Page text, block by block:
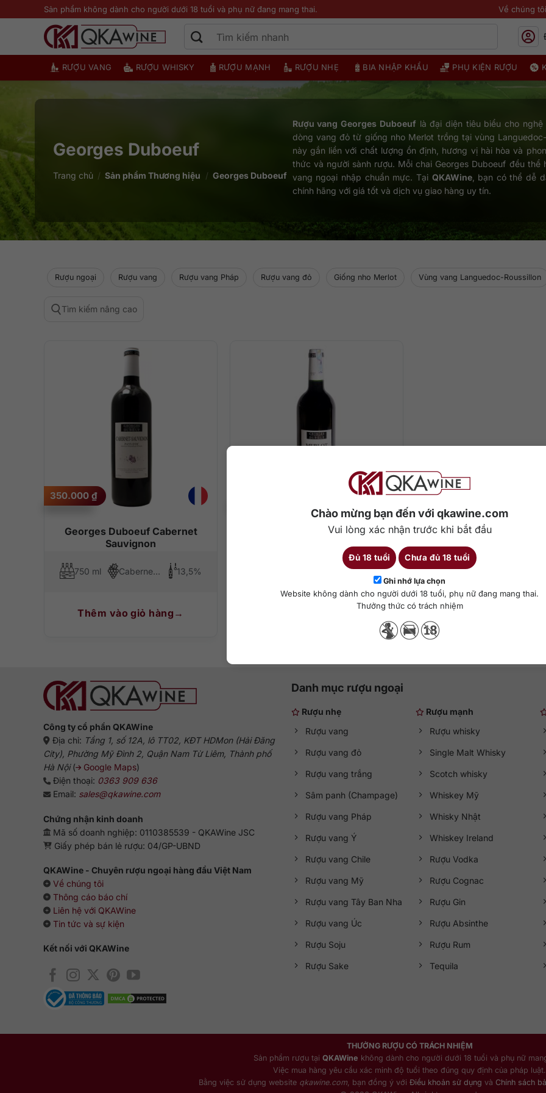
Chào mừng bạn đến với qkawine.com
Vui lòng xác nhận trước khi bắt đầu
Đủ 18 tuổi Chưa đủ 18 tuổi
Ghi nhớ lựa chọn
Website không dành cho người dưới 18 tuổi, phụ nữ đang mang thai.
Thưởng thức có trách nhiệm
qua
Sản phẩm không dành cho người dưới 18 tuổi và phụ nữ đang mang thai. Về chúng tôi
RƯỢU VANG RƯỢU WHISKY RƯỢU MẠNH RƯỢU NHẸ BIA NHẬP KHẨU PHỤ KIỆN RƯỢU
Georges Duboeuf
Trang chủ / Sản phẩm Thương hiệu / Georges Duboeuf
Rượu vang Georges Duboeuf là đại diện tiêu biểu cho
dòng vang đỏ từ giống nho Merlot trồng tại vùng
này gắn liền với chất lượng ổn định, hương vị hài hòa và
thức và người sành rượu. Mỗi chai Georges Duboeuf đều
vang ngoại nhập chuẩn mực. Tại QKAWine, bạn có thể dễ
chính hãng với giá tốt và dịch vụ giao hàng uy tín.
Rượu ngoại Rượu vang Rượu vang Pháp Rượu vang đỏ Giống nho Merlot Vùng vang Languedoc-Roussillon
Tìm kiếm nâng cao
Georges Duboeuf Cabernet
Sauvignon
350.000 ₫
750 ml Cabernet Sauvignon 13,5%
Thêm vào giỏ hàng
Georges Duboeuf Merlot
13,5%
Thêm vào giỏ hàng
Công ty cổ phần QKAWine
Địa chỉ: Tầng 1, số 12A, lô TT02, KĐT HDMon (Hải Đăng
City), Phường Mỹ Đình 2, Quận Nam Từ Liêm, Thành phố
Hà Nội( Google Maps)
Điện thoại: 0363 909 636
Email: sales@qkawine.com
Chứng nhận kinh doanh
Mã số doanh nghiệp: 0110385539 - QKAWine JSC
Giấy phép bán lẻ rượu: 04/GP-UBND
QKAWine - Chuyên rượu ngoại hàng đầu Việt Nam
Về chúng tôi
Thông cáo báo chí
Liên hệ với QKAWine
Tin tức và sự kiện
Kết nối với QKAWine
Danh mục rượu ngoại
Rượu nhẹ
Rượu vang
Rượu vang đỏ
Rượu vang trắng
Sâm panh (Champage)
Rượu vang Pháp
Rượu vang Ý
Rượu vang Chile
Rượu vang Mỹ
Rượu vang Tây Ban Nha
Rượu vang Úc
Rượu Soju
Rượu Sake
Rượu mạnh
Rượu whisky
Single Malt Whisky
Scotch whisky
Whiskey Mỹ
Whisky Nhật
Whiskey Ireland
Rượu Vodka
Rượu Cognac
Rượu Gin
Rượu Absinthe
Rượu Rum
Tequila
THƯỞNG RƯỢU CÓ TRÁCH NHIỆM
Sản phẩm rượu tại QKAWine không dành cho người dưới 18 tuổi và phụ nữ
Việc mua hàng yêu cầu xác minh độ tuổi theo đúng quy định của pháp luật.
Bằng việc sử dụng website qkawine.com, bạn đồng ý với Điều khoản sử dụng và Chính sách